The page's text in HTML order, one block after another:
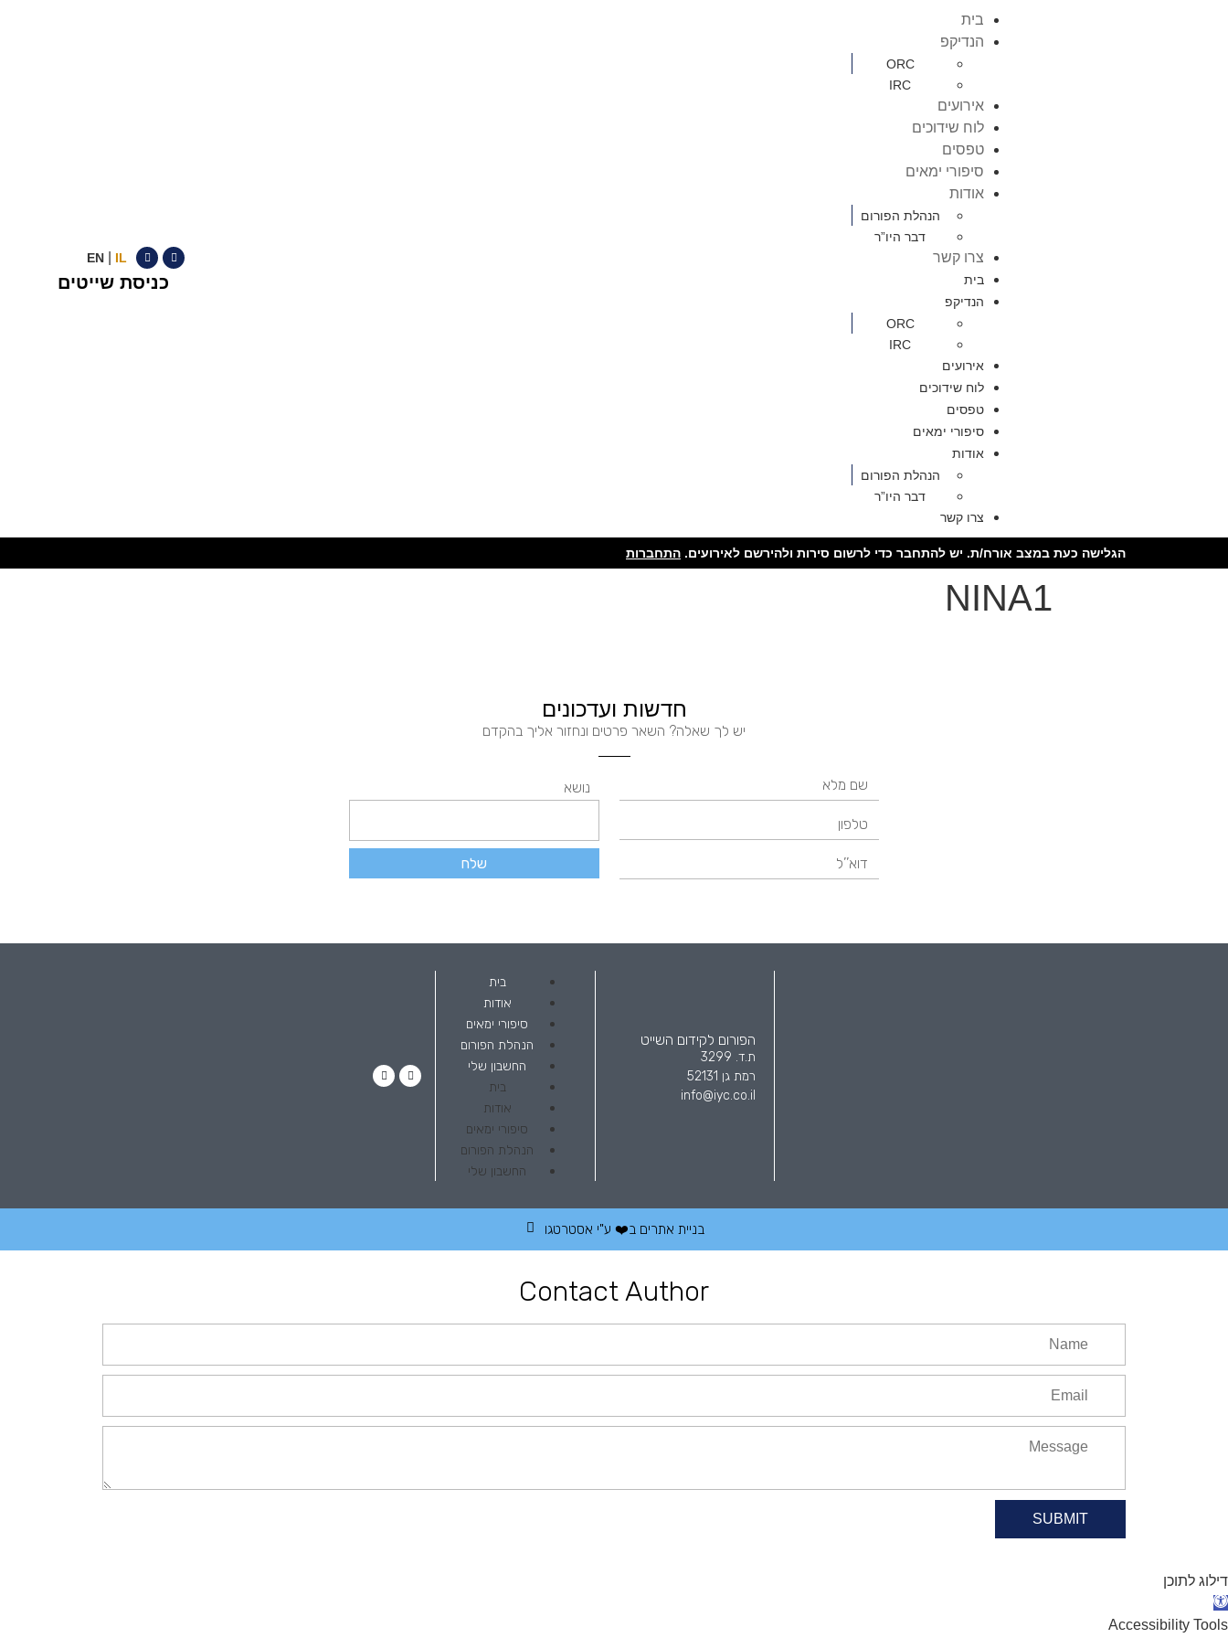
בית
הנדיקפ
ORC
IRC
אירועים
לוח שידוכים
טפסים
סיפורי ימאים
אודות
הנהלת הפורום
דבר היו”ר
צרו קשר
בית
הנדיקפ
ORC
IRC
אירועים
לוח שידוכים
טפסים
סיפורי ימאים
אודות
הנהלת הפורום
דבר היו”ר
צרו קשר
EN IL
כניסת שייטים
הגלישה כעת במצב אורח/ת. יש להתחבר כדי לרשום סירות ולהירשם לאירועים. התחברות
NINA1
חדשות ועדכונים
יש לך שאלה? השאר פרטים ונחזור אליך בהקדם
נושא
שלח
הפורום לקידום השייט
ת.ד. 3299
רמת גן 52131
info@iyc.co.il
בית
אודות
סיפורי ימאים
הנהלת הפורום
החשבון שלי
בית
אודות
סיפורי ימאים
הנהלת הפורום
החשבון שלי
בניית אתרים ב❤️ ע"י אסטרטגו
Contact Author
SUBMIT
דילוג לתוכן
פתח סרגל נגישות
Accessibility Tools